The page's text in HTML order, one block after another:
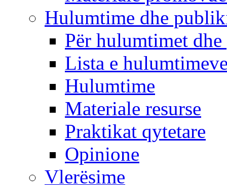
Hulumtime dhe
Për hulumtimet
Lista e
Hulumtime
Materiale resurse
Praktikat qytetare
Opinione
Vlerësime